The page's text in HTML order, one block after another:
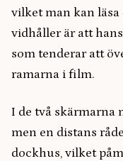
vilket man kan läsa
vidhåller är att
som tenderar att
ramarna i film.
I de två skärmarna
men en distans
dockhus, vilket